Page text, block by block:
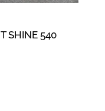
SHINE 540